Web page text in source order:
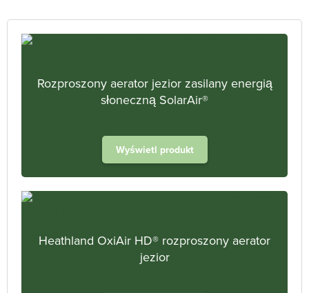
Rozproszony aerator jezior zasilany energią
słoneczną SolarAir®
Wyświetl produkt
Heathland OxiAir HD® rozproszony aerator
jezior